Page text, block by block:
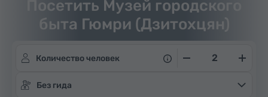
Посетить Музей городского
быта Гюмри (Дзитохцян)
индивидуально
Количество человек
Без гида